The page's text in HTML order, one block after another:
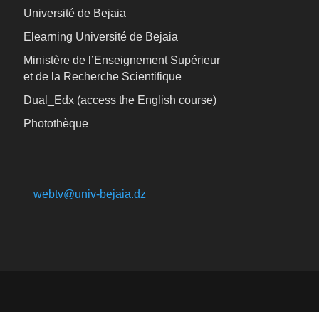
Université de Bejaia
Elearning Université de Bejaia
Ministère de l’Enseignement Supérieur
et de la Recherche Scientifique
Dual_Edx (access the English course)
Photothèque
webtv@univ-bejaia.dz